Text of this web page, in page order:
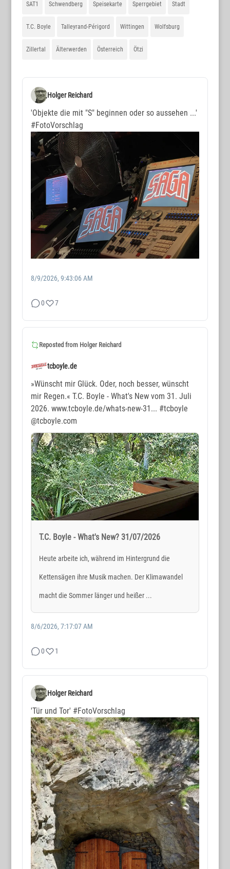
SAT1 Schwendberg Speisekarte Sperrgebiet Stadt
T.C. Boyle Talleyrand-Périgord Wittingen Wolfsburg
Zillertal Älterwerden Österreich Ötzi
Holger Reichard
'Objekte die mit "S" beginnen oder so aussehen ...'
#FotoVorschlag
8/9/2026, 9:43:06 AM
0 7
Reposted from Holger Reichard
tcboyle.de
»Wünscht mir Glück. Oder, noch besser, wünscht
mir Regen.« T.C. Boyle - What's New vom 31. Juli
2026. www.tcboyle.de/whats-new-31... #tcboyle
@tcboyle.com
T.C. Boyle - What's New? 31/07/2026
Heute arbeite ich, während im Hintergrund die
Kettensägen ihre Musik machen. Der Klimawandel
macht die Sommer länger und heißer ...
8/6/2026, 7:17:07 AM
0 1
Holger Reichard
'Tür und Tor' #FotoVorschlag